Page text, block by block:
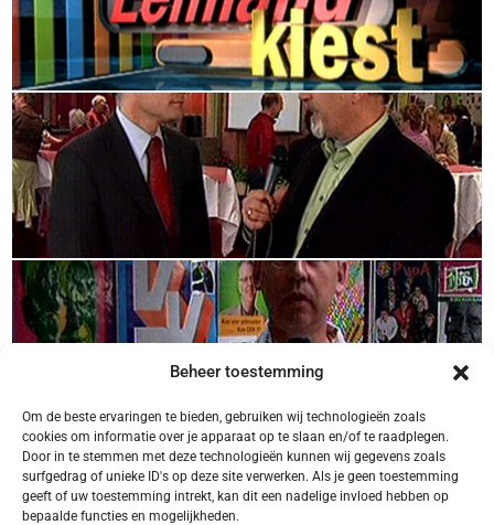
Beheer toestemming
Om de beste ervaringen te bieden, gebruiken wij technologieën zoals
cookies om informatie over je apparaat op te slaan en/of te raadplegen.
Door in te stemmen met deze technologieën kunnen wij gegevens zoals
surfgedrag of unieke ID's op deze site verwerken. Als je geen toestemming
geeft of uw toestemming intrekt, kan dit een nadelige invloed hebben op
bepaalde functies en mogelijkheden.